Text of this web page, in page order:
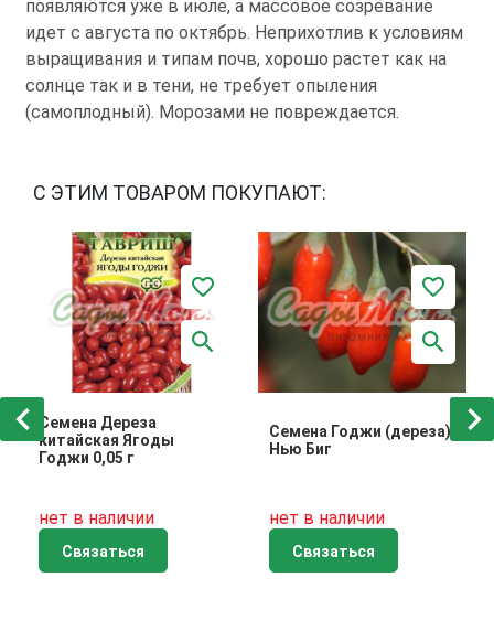
появляются уже в июле, а массовое созревание
идет с августа по октябрь. Неприхотлив к условиям
выращивания и типам почв, хорошо растет как на
солнце так и в тени, не требует опыления
(самоплодный). Морозами не повреждается.
С ЭТИМ ТОВАРОМ ПОКУПАЮТ:
Семена Дереза
китайская Ягоды
Годжи 0,05 г
нет в наличии
Связаться
Семена Годжи (дереза)
Нью Биг
нет в наличии
Связаться